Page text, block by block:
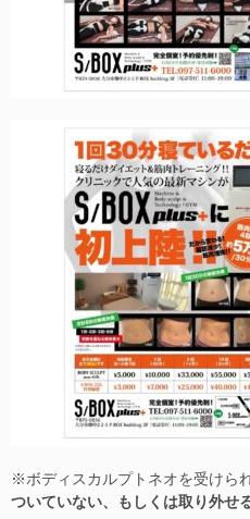
※ボディスカルプトネオを受けら
ついていない、もしくは取り外せ